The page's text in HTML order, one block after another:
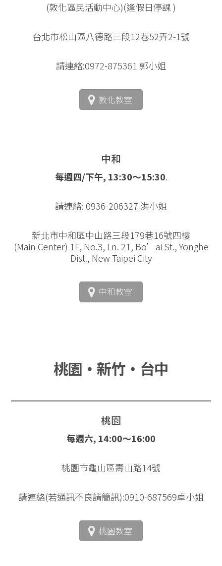
(敦化區民活動中心)(逢假日停課 )
台北市松山區八德路三段12巷52弄2-1號
請連絡:0972-875361 郭小姐
敦化教室
中和
每週四/下午, 13:30～15:30.
請連絡: 0936-206327 洪小姐
新北市中和區中山路三段179巷16號四樓
(Main Center) 1F, No.3, Ln. 21, Bo’ai St., Yonghe
Dist., New Taipei City
中和教室
桃園‧新竹‧台中
桃園
每週六, 14:00～16:00
桃園市龜山區壽山路14號
請連絡(若通訊不良請簡訊):0910-687569卓小姐
桃園教室